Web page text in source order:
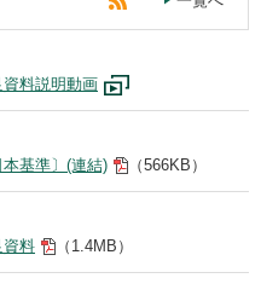
料説明動画
基準〕(連結) （566KB）
資料 （1.4MB）